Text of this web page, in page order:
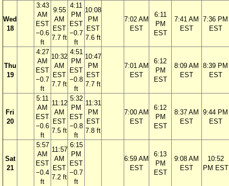
Wed
18
3:43
AM
EST
−0.6
ft
9:55
AM
EST
7.7 ft
4:11
PM
EST
−0.7
ft
10:08
PM
EST
7.6 ft
7:02 AM
EST
6:11
PM
EST
7:41 AM
EST
7:36 PM
EST
Thu
19
4:27
AM
EST
−0.7
ft
10:32
AM
EST
7.7 ft
4:51
PM
EST
−0.8
ft
10:47
PM
EST
7.7 ft
7:01 AM
EST
6:12
PM
EST
8:09 AM
EST
8:39 PM
EST
Fri
20
5:11
AM
EST
−0.6
ft
11:12
AM
EST
7.5 ft
5:32
PM
EST
−0.8
ft
11:31
PM
EST
7.8 ft
7:00 AM
EST
6:12
PM
EST
8:37 AM
EST
9:44 PM
EST
Sat
21
5:57
AM
EST
−0.4
ft
11:57
AM
EST
7.2 ft
6:15
PM
EST
−0.7
ft
6:59 AM
EST
6:13
PM
EST
9:08 AM
EST
10:52
PM EST